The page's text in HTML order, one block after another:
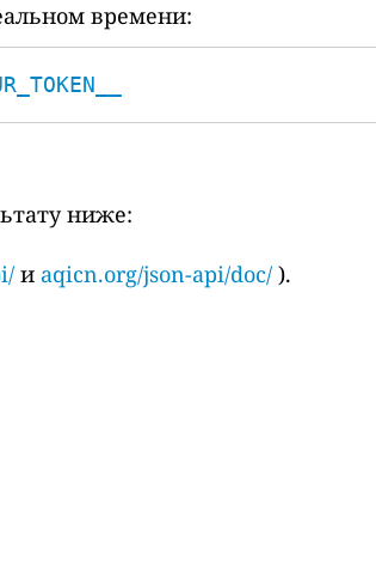
времени:
ниже:
и aqicn.org/json-api/doc/ ).